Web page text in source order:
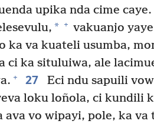
upika nda cime caye.
* + vakuanjo
ka va kuateli usumba,
ci ka situluiwa, ale
+ 27
Eci ndu sapuili
loku loñola, ci kundili
ava vo wipayi, pole, ka